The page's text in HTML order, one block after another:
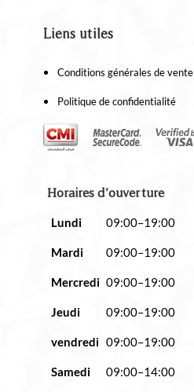
Liens utiles
Conditions générales de vente
Politique de confidentialité
Horaires d’ouverture
Lundi 09:00–19:00
Mardi 09:00–19:00
Mercredi 09:00–19:00
Jeudi 09:00–19:00
vendredi 09:00–19:00
Samedi 09:00–14:00